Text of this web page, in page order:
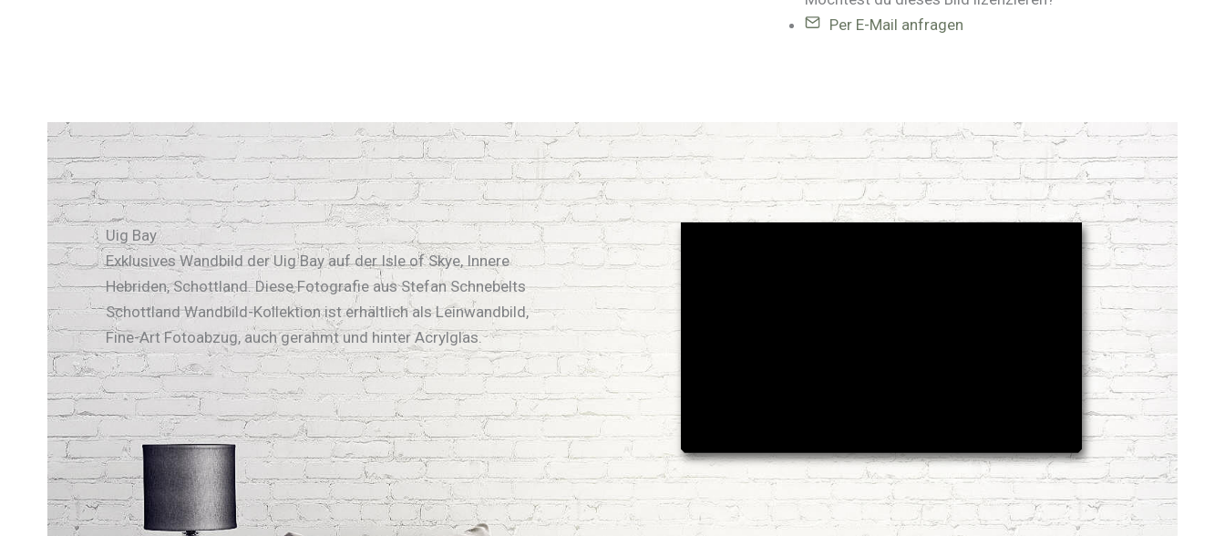
Per E-Mail anfragen
Uig Bay
Exklusives Wandbild der Uig Bay auf der Isle of Skye, Innere
Hebriden, Schottland. Diese Fotografie aus Stefan Schnebelts
Schottland Wandbild-Kollektion ist erhältlich als Leinwandbild,
Fine-Art Fotoabzug, auch gerahmt und hinter Acrylglas.